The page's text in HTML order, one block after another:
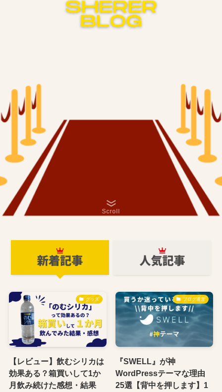
Scroll
グッズ
【レビュー】飲むシリカは
効果ある？箱買いして1か
月飲み続けた感想・結果
ブログ運営
『SWELL』が神
WordPressテーマな理由
25選【背中を押します】1